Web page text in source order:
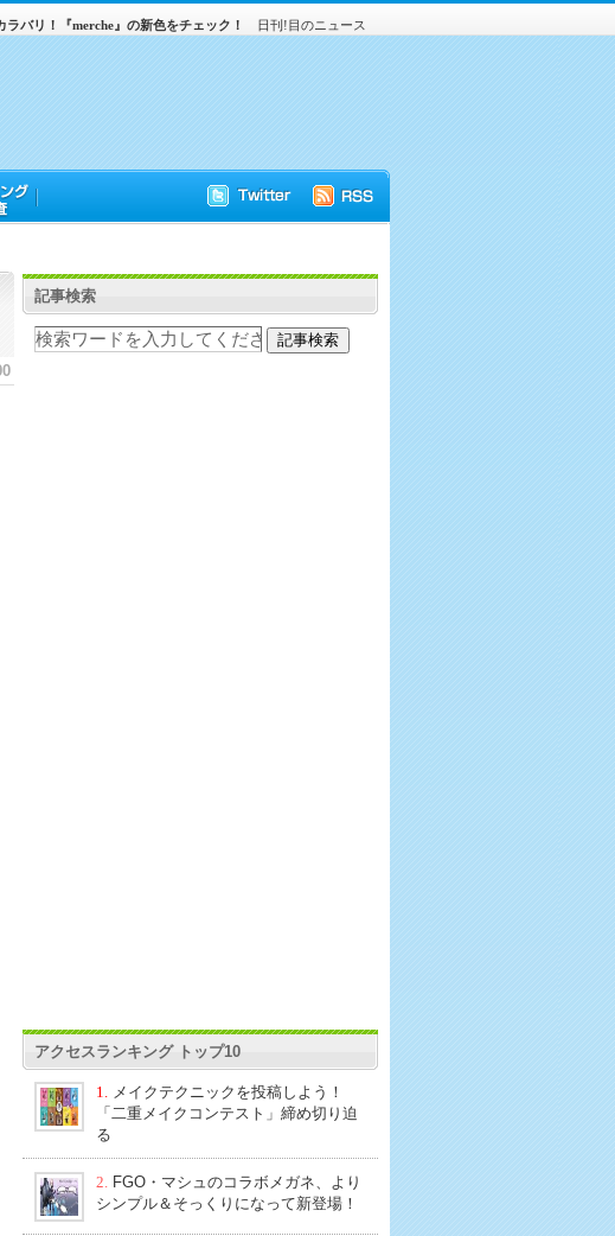
日刊!目のニュース
ラバリ！『merche』の新色をチェック！
記事検索
アクセスランキング トップ10
1.
メイクテクニックを投稿しよう！
「二重メイクコンテスト」締め切り迫
る
2. FGO・マシュのコラボメガネ、より
シンプル＆そっくりになって新登場！